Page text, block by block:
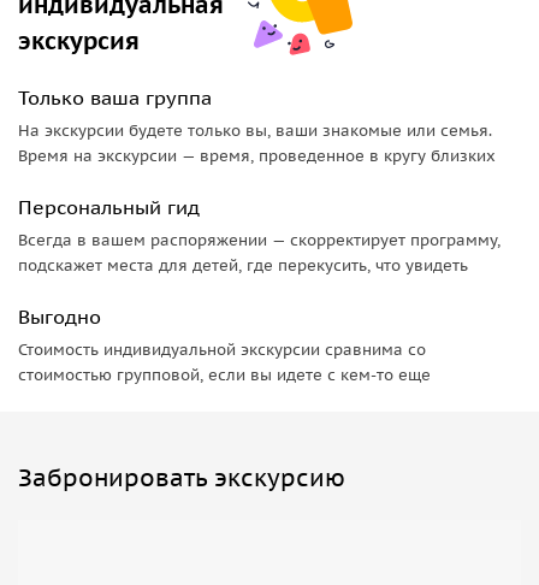
экскурсия
Только ваша группа
На экскурсии будете только вы, ваши знакомые или семья.
Время на экскурсии — время, проведенное в кругу близких
Персональный гид
Всегда в вашем распоряжении — скорректирует программу,
подскажет места для детей, где перекусить, что увидеть
Выгодно
Стоимость индивидуальной экскурсии сравнима со
стоимостью групповой, если вы идете с кем-то еще
Забронировать экскурсию